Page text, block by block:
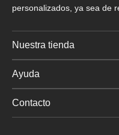
personalizados, ya sea de
Nuestra tienda
Ayuda
Contacto